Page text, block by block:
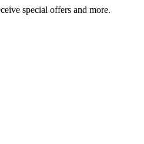
special offers and more.